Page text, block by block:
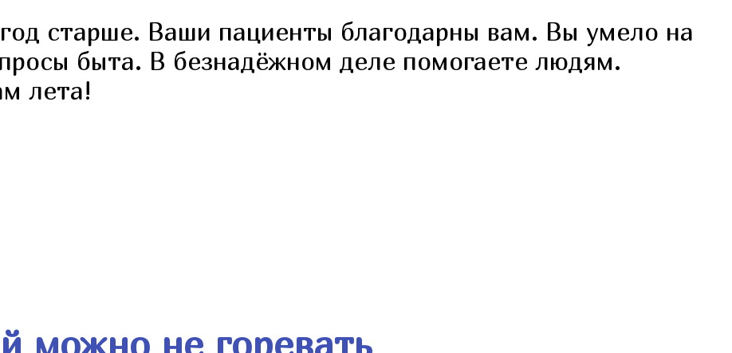
старше. Ваши пациенты благодарны вам. Вы умело на
быта. В безнадёжном деле помогаете людям.
лета!
можно не горевать